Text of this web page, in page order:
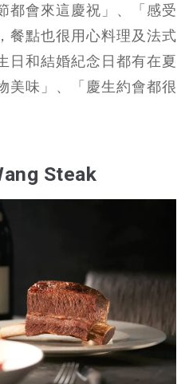
都會來這慶祝」、「感受
餐點也很用心料理及法式
日和結婚紀念日都有在夏
美味」、「慶生約會都很
Steak